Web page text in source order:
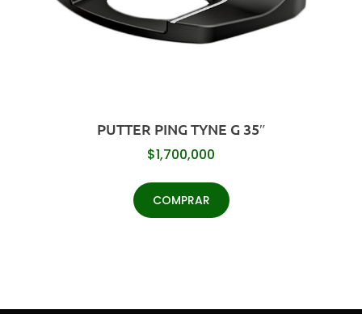
PUTTER PING TYNE G 35″
$1,700,000
COMPRAR